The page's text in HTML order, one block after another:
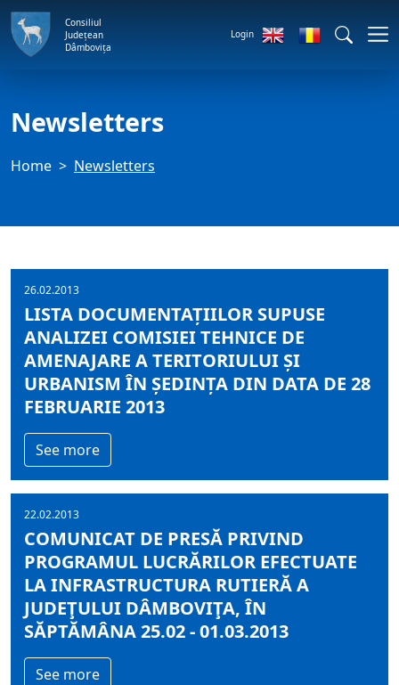
Consiliul
Județean
Dâmbovița
Login
Newsletters
Home Newsletters
26.02.2013
LISTA DOCUMENTAȚIILOR SUPUSE
ANALIZEI COMISIEI TEHNICE DE
AMENAJARE A TERITORIULUI ȘI
URBANISM ÎN ȘEDINȚA DIN DATA DE 28
FEBRUARIE 2013
See more
22.02.2013
COMUNICAT DE PRESĂ PRIVIND
PROGRAMUL LUCRĂRILOR EFECTUATE
LA INFRASTRUCTURA RUTIERĂ A
JUDEŢULUI DÂMBOVIŢA, ÎN
SĂPTĂMÂNA 25.02 - 01.03.2013
See more